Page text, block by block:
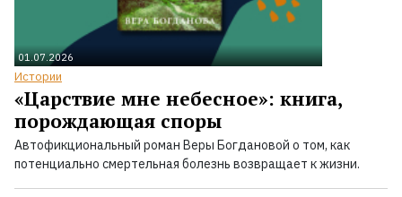
01.07.2026
Истории
«Царствие мне небесное»: книга,
порождающая споры
Автофикциональный роман Веры Богдановой о том, как
потенциально смертельная болезнь возвращает к жизни.